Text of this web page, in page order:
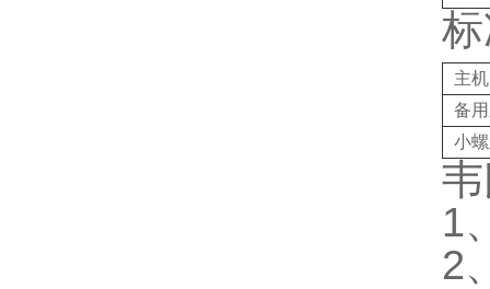
主机
备
小
1
2